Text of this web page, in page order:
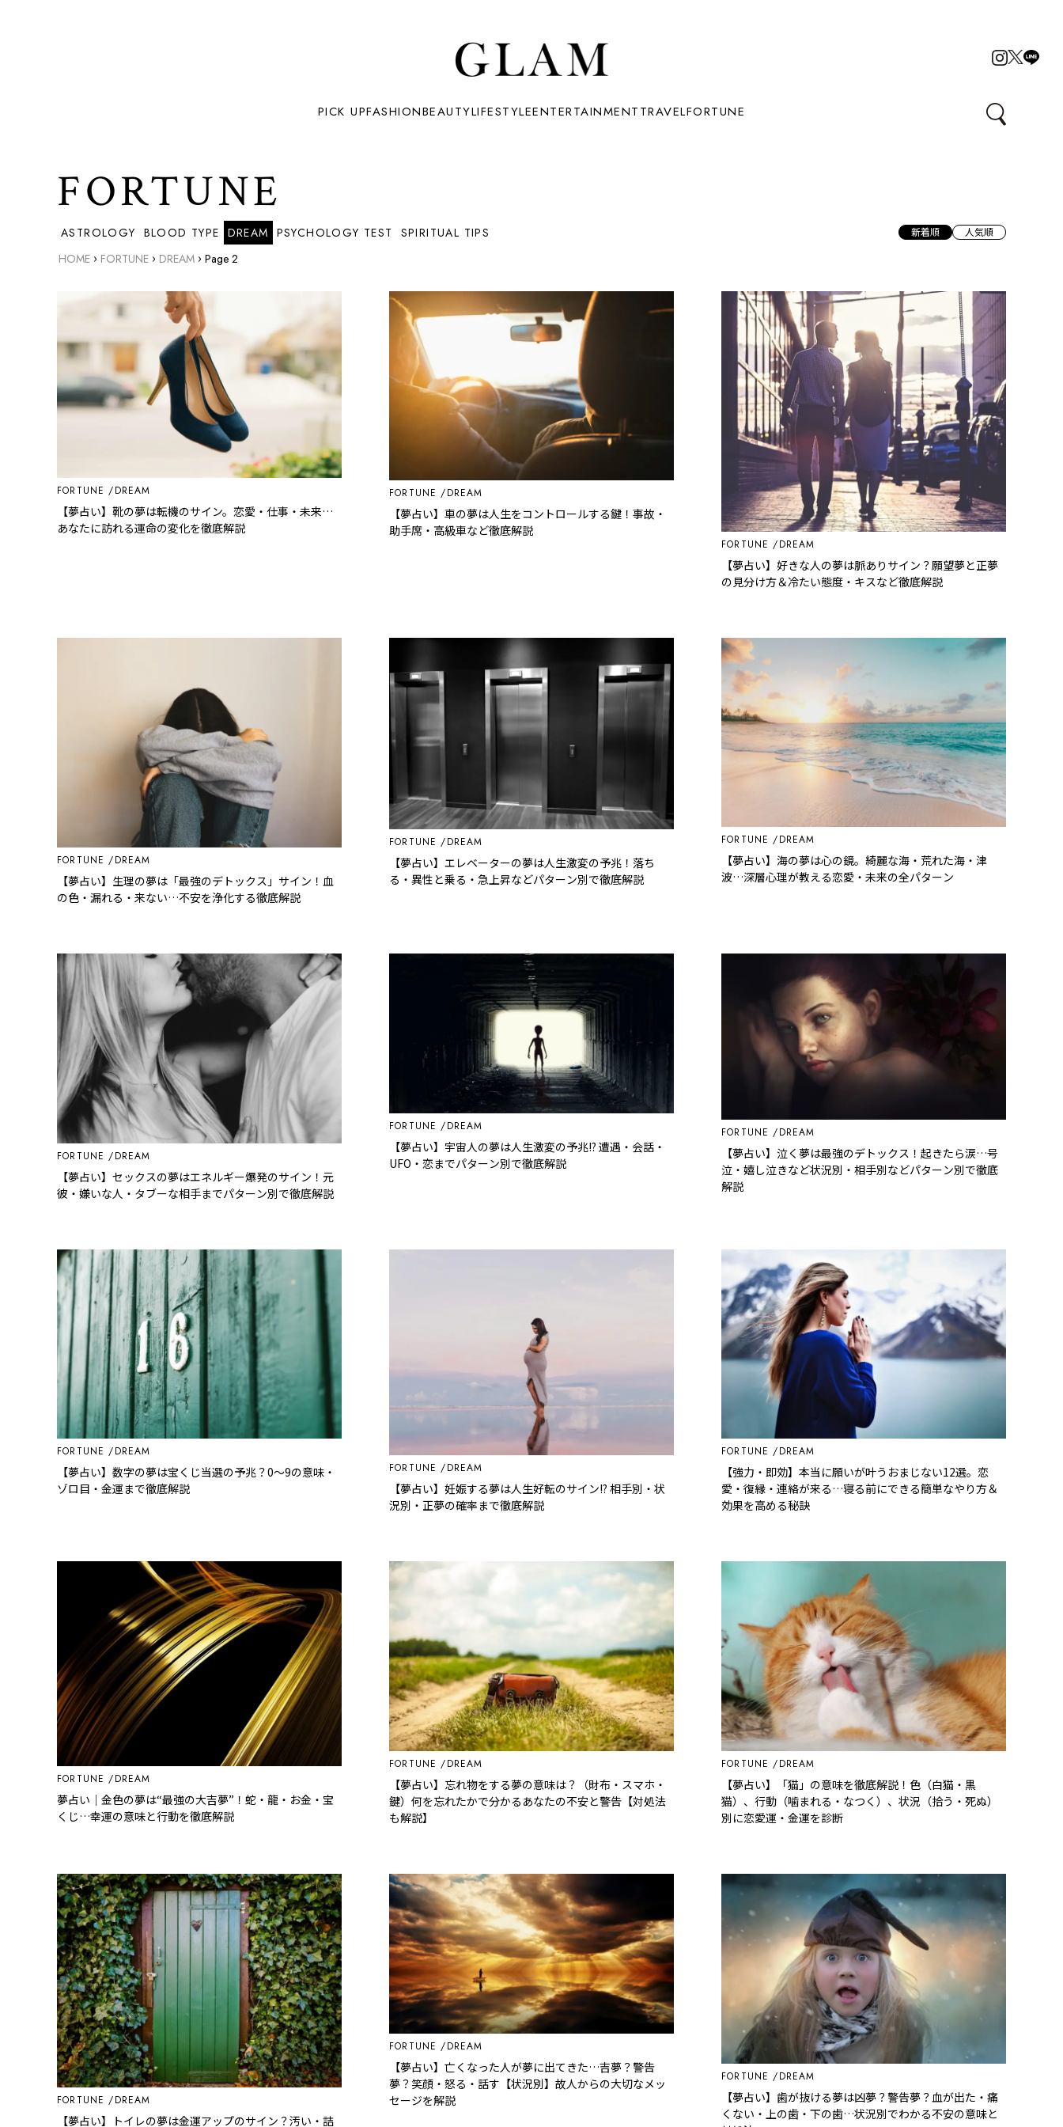
PICK UPFASHIONBEAUTYLIFESTYLEENTERTAINMENTTRAVELFORTUNE
FORTUNE
ASTROLOGY BLOOD TYPE DREAM PSYCHOLOGY TEST SPIRITUAL TIPS 新着順 人気順
HOME › FORTUNE › DREAM › Page 2
FORTUNE DREAM
【夢占い】靴の夢は転機のサイン。恋愛・仕事・未来…
あなたに訪れる運命の変化を徹底解説
FORTUNE DREAM
【夢占い】車の夢は人生をコントロールする鍵！事故・
助手席・高級車など徹底解説
FORTUNE DREAM
【夢占い】好きな人の夢は脈ありサイン？願望夢と正夢
の見分け方＆冷たい態度・キスなど徹底解説
FORTUNE DREAM
【夢占い】生理の夢は「最強のデトックス」サイン！血
の色・漏れる・来ない…不安を浄化する徹底解説
FORTUNE DREAM
【夢占い】エレベーターの夢は人生激変の予兆！落ち
る・異性と乗る・急上昇などパターン別で徹底解説
FORTUNE DREAM
【夢占い】海の夢は心の鏡。綺麗な海・荒れた海・津
波…深層心理が教える恋愛・未来の全パターン
FORTUNE DREAM
【夢占い】セックスの夢はエネルギー爆発のサイン！元
彼・嫌いな人・タブーな相手までパターン別で徹底解説
FORTUNE DREAM
【夢占い】宇宙人の夢は人生激変の予兆!? 遭遇・会話・
UFO・恋までパターン別で徹底解説
FORTUNE DREAM
【夢占い】泣く夢は最強のデトックス！起きたら涙…号
泣・嬉し泣きなど状況別・相手別などパターン別で徹底
解説
FORTUNE DREAM
【夢占い】数字の夢は宝くじ当選の予兆？0〜9の意味・
ゾロ目・金運まで徹底解説
FORTUNE DREAM
【夢占い】妊娠する夢は人生好転のサイン!? 相手別・状
況別・正夢の確率まで徹底解説
FORTUNE DREAM
【強力・即効】本当に願いが叶うおまじない12選。恋
愛・復縁・連絡が来る…寝る前にできる簡単なやり方＆
効果を高める秘訣
FORTUNE DREAM
夢占い｜金色の夢は“最強の大吉夢”！蛇・龍・お金・宝
くじ…幸運の意味と行動を徹底解説
FORTUNE DREAM
【夢占い】忘れ物をする夢の意味は？（財布・スマホ・
鍵）何を忘れたかで分かるあなたの不安と警告【対処法
も解説】
FORTUNE DREAM
【夢占い】「猫」の意味を徹底解説！色（白猫・黒
猫）、行動（噛まれる・なつく）、状況（拾う・死ぬ）
別に恋愛運・金運を診断
FORTUNE DREAM
【夢占い】トイレの夢は金運アップのサイン？汚い・詰
FORTUNE DREAM
【夢占い】亡くなった人が夢に出てきた…吉夢？警告
夢？笑顔・怒る・話す【状況別】故人からの大切なメッ
セージを解説
FORTUNE DREAM
【夢占い】歯が抜ける夢は凶夢？警告夢？血が出た・痛
くない・上の歯・下の歯…状況別でわかる不安の意味と